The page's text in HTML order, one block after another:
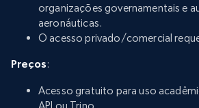
organizações governamentais e
aeronáuticas.
O acesso privado/comercial
Preços:
Acesso gratuito para uso